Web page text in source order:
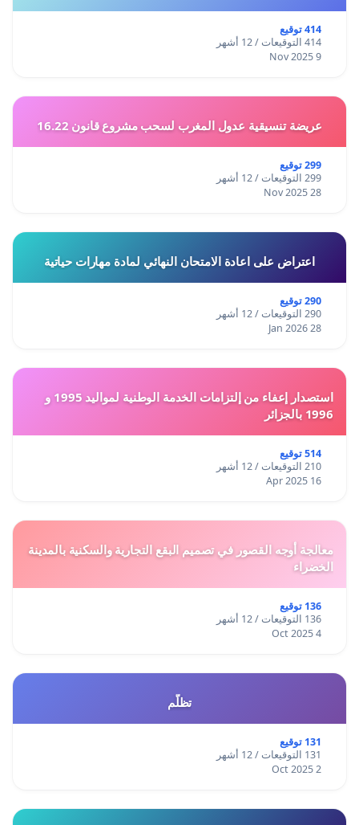
414 توقيع
414 التوقيعات / 12 أشهر
9 Nov 2025
عريضة تنسيقية عدول المغرب لسحب مشروع قانون 16.22
299 توقيع
299 التوقيعات / 12 أشهر
28 Nov 2025
اعتراض على اعادة الامتحان النهائي لمادة مهارات حياتية
290 توقيع
290 التوقيعات / 12 أشهر
28 Jan 2026
استصدار إعفاء من إلتزامات الخدمة الوطنية لمواليد 1995 و
1996 بالجزائر
514 توقيع
210 التوقيعات / 12 أشهر
16 Apr 2025
معالجة أوجه القصور في تصميم البقع التجارية والسكنية بالمدينة
الخضراء
136 توقيع
136 التوقيعات / 12 أشهر
4 Oct 2025
تظلّم
131 توقيع
131 التوقيعات / 12 أشهر
2 Oct 2025